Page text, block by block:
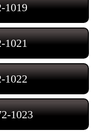
1019
1021
1022
1023